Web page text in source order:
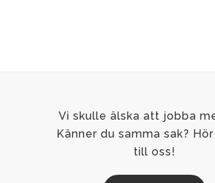
Vi skulle älska att jobba
Känner du samma sak?
till oss!